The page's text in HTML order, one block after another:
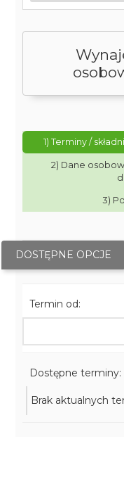
1) Terminy /
2) Dane
3)
DOSTĘPNE OPCJE
Termin od:
Dostępne terminy:
Brak aktualnych